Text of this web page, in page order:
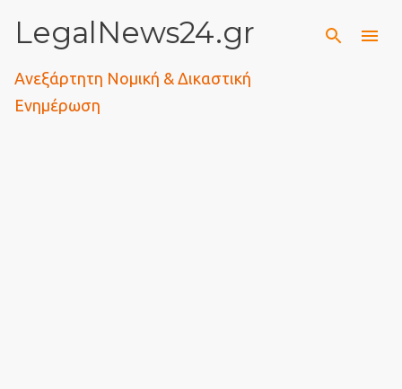
Μετάβαση στο κύριο περιεχόμενο
LegalNews24.gr
Ανεξάρτητη Νομική & Δικαστική
Ενημέρωση